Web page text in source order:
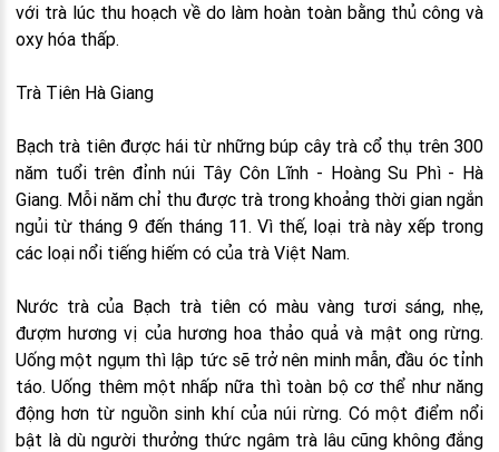
với trà lúc thu hoạch về do làm hoàn toàn bằng thủ công và
oxy hóa thấp.
Trà Tiên Hà Giang
Bạch trà tiên được hái từ những búp cây trà cổ thụ trên 300
năm tuổi trên đỉnh núi Tây Côn Lĩnh - Hoàng Su Phì - Hà
Giang. Mỗi năm chỉ thu được trà trong khoảng thời gian ngắn
ngủi từ tháng 9 đến tháng 11. Vì thế, loại trà này xếp trong
các loại nổi tiếng hiếm có của trà Việt Nam.
Nước trà của Bạch trà tiên có màu vàng tươi sáng, nhẹ,
đượm hương vị của hương hoa thảo quả và mật ong rừng.
Uống một ngụm thì lập tức sẽ trở nên minh mẫn, đầu óc tỉnh
táo. Uống thêm một nhấp nữa thì toàn bộ cơ thể như năng
động hơn từ nguồn sinh khí của núi rừng. Có một điểm nổi
bật là dù người thưởng thức ngâm trà lâu cũng không đắng